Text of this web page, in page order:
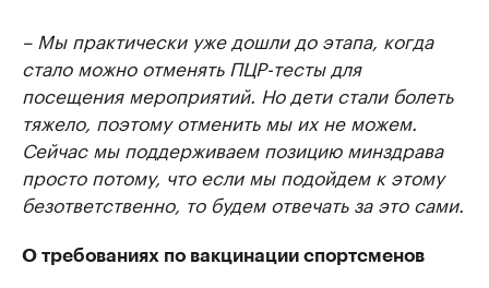
– Мы практически уже дошли до этапа, когда
стало можно отменять ПЦР-тесты для
посещения мероприятий. Но дети стали болеть
тяжело, поэтому отменить мы их не можем.
Сейчас мы поддерживаем позицию минздрава
просто потому, что если мы подойдем к этому
безответственно, то будем отвечать за это сами.
О требованиях по вакцинации спортсменов